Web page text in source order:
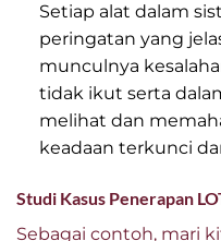
Setiap alat dalam
peringatan yang
munculnya
tidak ikut serta
melihat dan
keadaan terkunci
Studi Kasus Penerapan
Sebagai contoh, mari